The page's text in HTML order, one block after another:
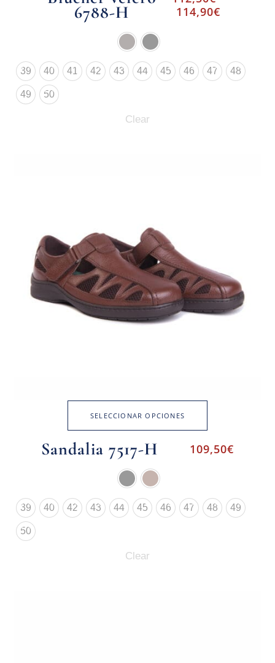
6788-H
114,90€
39 40 41 42 43 44 45 46 47 48
49 50
Clear
SELECCIONAR OPCIONES
Sandalia 7517-H 109,50€
39 40 42 43 44 45 46 47 48 49
50
Clear